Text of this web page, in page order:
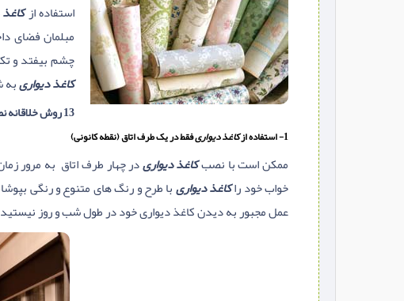
استفاده از
مبلمان فضای
چشم بیفتد و
کاغذ دیواریبه
13 روش خلاقانه نصب کاغذ دیواری طرح دار برای دکوراسیون داخلی منزل
1- استفاده از کاغذ دیواریفقط در یک طرف اتاق (نقطه کانونی)
ممکن است با نصبکاغذ دیواریدر چهار طرف اتاق به مرور
خواب خود راکاغذ دیواریبا طرح و رنگ های متنوع و رنگی
عمل مجبور به دیدن کاغذ دیواری خود در طول شب و روز